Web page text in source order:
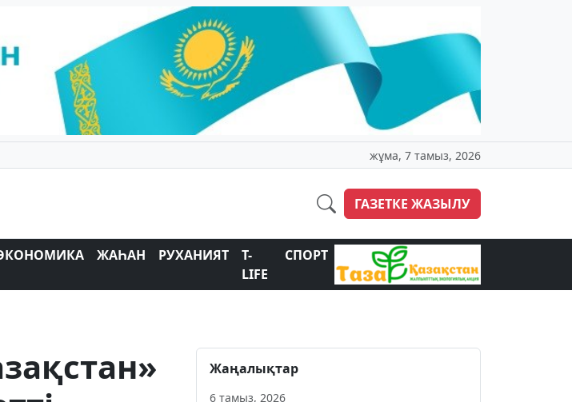
жұма, 7 тамыз, 2026
ГАЗЕТКЕ ЖАЗЫЛУ
ЖАҺАН РУХАНИЯТ
T-
LIFE
СПОРТ
Жаңалықтар
6 тамыз, 2026